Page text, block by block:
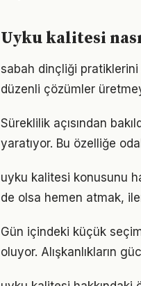
Uyku kalitesi
sabah dinçliği
düzenli çözümler
Süreklilik açısından
yaratıyor. Bu özelliğe
uyku kalitesi konusunu
de olsa hemen atmak,
Gün içindeki küçük
oluyor. Alışkanlıkların